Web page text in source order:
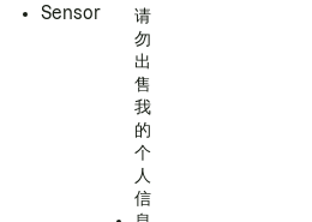
Sensor
请
勿
出
售
我
的
个
人
信